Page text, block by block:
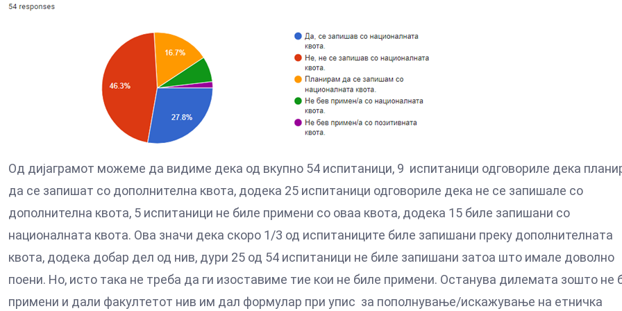
Од дијаграмот можеме да видиме дека од вкупно 54 испитаници, 9 испитаници одговориле дека
да се запишат со дополнителна квота, додека 25 испитаници одговориле дека не се запишале со
дополнителна квота, 5 испитаници не биле примени со оваа квота, додека 15 биле запишани со
националната квота. Ова значи дека скоро 1/3 од испитаниците биле запишани преку дополнителната
квота, додека добар дел од нив, дури 25 од 54 испитаници не биле запишани затоа што имале доволно
поени. Но, исто така не треба да ги изоставиме тие кои не биле примени. Останува дилемата зошто не
примени и дали факултетот нив им дал формулар при упис за пополнување/искажување на етничка